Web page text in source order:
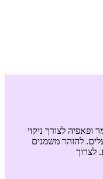
לצורך ניקוי
להזהר משמנים
לצרוך